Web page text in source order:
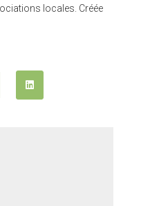
SOURCE
locales. Créée